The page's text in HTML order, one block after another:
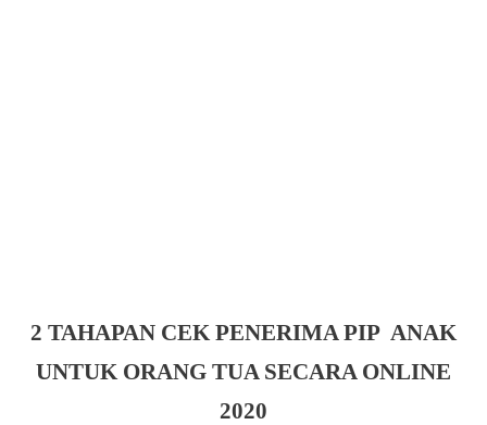
2 TAHAPAN CEK PENERIMA PIP ANAK
UNTUK ORANG TUA SECARA ONLINE
2020